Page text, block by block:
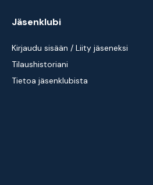
Jäsenklubi
Kirjaudu sisään / Liity jäseneksi
Tilaushistoriani
Tietoa jäsenklubista